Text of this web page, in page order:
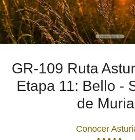
GR-109 Ruta
Etapa 11: Bello -
de
Conocer